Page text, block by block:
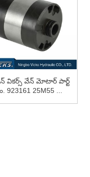
వికర్స్ వేన్ మోటార్ పార్ట్
923161 25M55 ...